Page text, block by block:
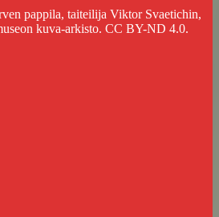
pappila, taiteilija Viktor Svaetichin,
kuva-arkisto. CC BY-ND 4.0.